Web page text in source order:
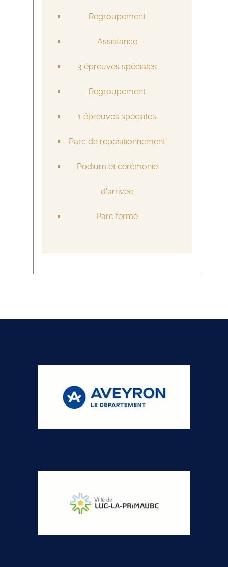
Regroupement
Assistance
3 épreuves spéciales
Regroupement
1 épreuves spéciales
Parc de repositionnement
Podium et cérémonie
d'arrivée
Parc fermé